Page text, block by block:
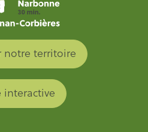
notre territoire
interactive